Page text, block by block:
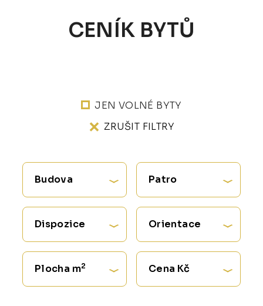
CENÍK BYTŮ
JEN VOLNÉ BYTY
ZRUŠIT FILTRY
Budova Patro
Dispozice Orientace
Plocha m2 Cena Kč